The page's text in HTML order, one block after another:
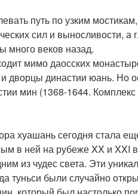
путь по узким
сил и выносливости,
много веков назад.
мимо даосских
династии юань. Но
мин (1368-1644.
хуашань сегодня стала
в ней на рубеже XX и XXI
из чудес света. Эти
туньси были случайно